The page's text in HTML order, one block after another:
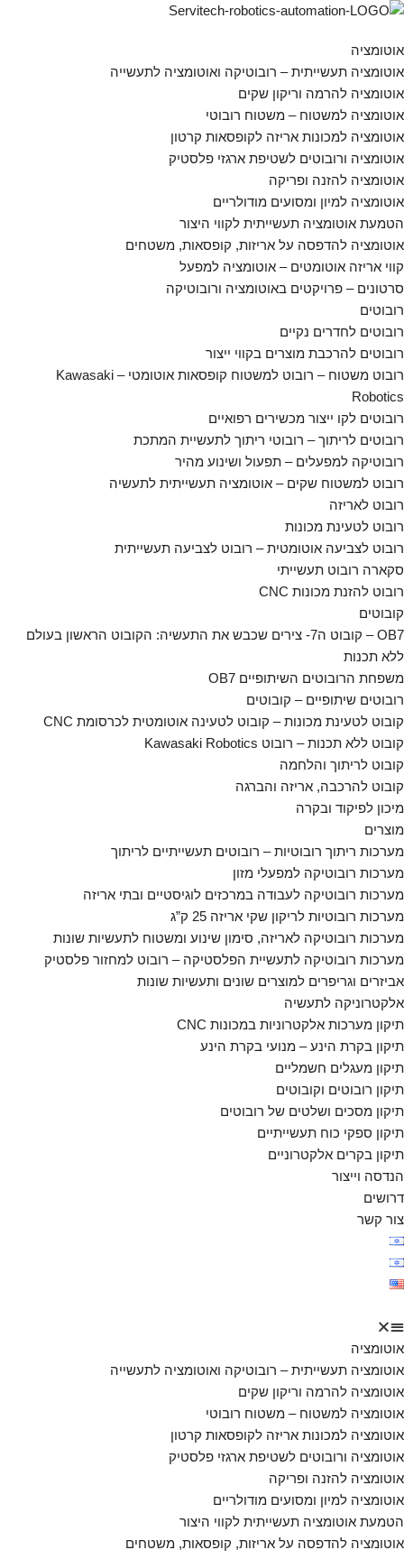
אוטומציה
אוטומציה תעשייתית – רובוטיקה ואוטומציה לתעשייה
אוטומציה להרמה וריקון שקים
אוטומציה למשטוח – משטוח רובוטי
אוטומציה למכונות אריזה לקופסאות קרטון
אוטומציה ורובוטים לשטיפת ארגזי פלסטיק
אוטומציה להזנה ופריקה
אוטומציה למיון ומסועים מודולריים
הטמעת אוטומציה תעשייתית לקווי היצור
אוטומציה להדפסה על אריזות, קופסאות, משטחים
קווי אריזה אוטומטים – אוטומציה למפעל
סרטונים – פרויקטים באוטומציה ורובוטיקה
רובוטים
רובוטים לחדרים נקיים
רובוטים להרכבת מוצרים בקווי ייצור
רובוט משטוח – רובוט למשטוח קופסאות אוטומטי – Kawasaki
Robotics
רובוטים לקו ייצור מכשירים רפואיים
רובוטים לריתוך – רובוטי ריתוך לתעשיית המתכת
רובוטיקה למפעלים – תפעול ושינוע מהיר
רובוט למשטוח שקים – אוטומציה תעשייתית לתעשיה
רובוט לאריזה
רובוט לטעינת מכונות
רובוט לצביעה אוטומטית – רובוט לצביעה תעשייתית
סקארה רובוט תעשייתי
רובוט להזנת מכונות CNC
קובוטים
OB7 – קובוט ה7- צירים שכבש את התעשיה: הקובוט הראשון בעולם
ללא תכנות
משפחת הרובוטים השיתופיים OB7
רובוטים שיתופיים – קובוטים
קובוט לטעינת מכונות – קובוט לטעינה אוטומטית לכרסומת CNC
קובוט ללא תכנות – רובוט Kawasaki Robotics
קובוט לריתוך והלחמה
קובוט להרכבה, אריזה והברגה
מיכון לפיקוד ובקרה
מוצרים
מערכות ריתוך רובוטיות – רובוטים תעשייתיים לריתוך
מערכות רובוטיקה למפעלי מזון
מערכות רובוטיקה לעבודה במרכזים לוגיסטיים ובתי אריזה
מערכות רובוטיות לריקון שקי אריזה 25 ק”ג
מערכות רובוטיקה לאריזה, סימון שינוע ומשטוח לתעשיות שונות
מערכות רובוטיקה לתעשיית הפלסטיקה – רובוט למחזור פלסטיק
אביזרים וגריפרים למוצרים שונים ותעשיות שונות
אלקטרוניקה לתעשיה
תיקון מערכות אלקטרוניות במכונות CNC
תיקון בקרת הינע – מנועי בקרת הינע
תיקון מעגלים חשמליים
תיקון רובוטים וקובוטים
תיקון מסכים ושלטים של רובוטים
תיקון ספקי כוח תעשייתיים
תיקון בקרים אלקטרוניים
הנדסה וייצור
דרושים
צור קשר
אוטומציה
אוטומציה תעשייתית – רובוטיקה ואוטומציה לתעשייה
אוטומציה להרמה וריקון שקים
אוטומציה למשטוח – משטוח רובוטי
אוטומציה למכונות אריזה לקופסאות קרטון
אוטומציה ורובוטים לשטיפת ארגזי פלסטיק
אוטומציה להזנה ופריקה
אוטומציה למיון ומסועים מודולריים
הטמעת אוטומציה תעשייתית לקווי היצור
אוטומציה להדפסה על אריזות, קופסאות, משטחים